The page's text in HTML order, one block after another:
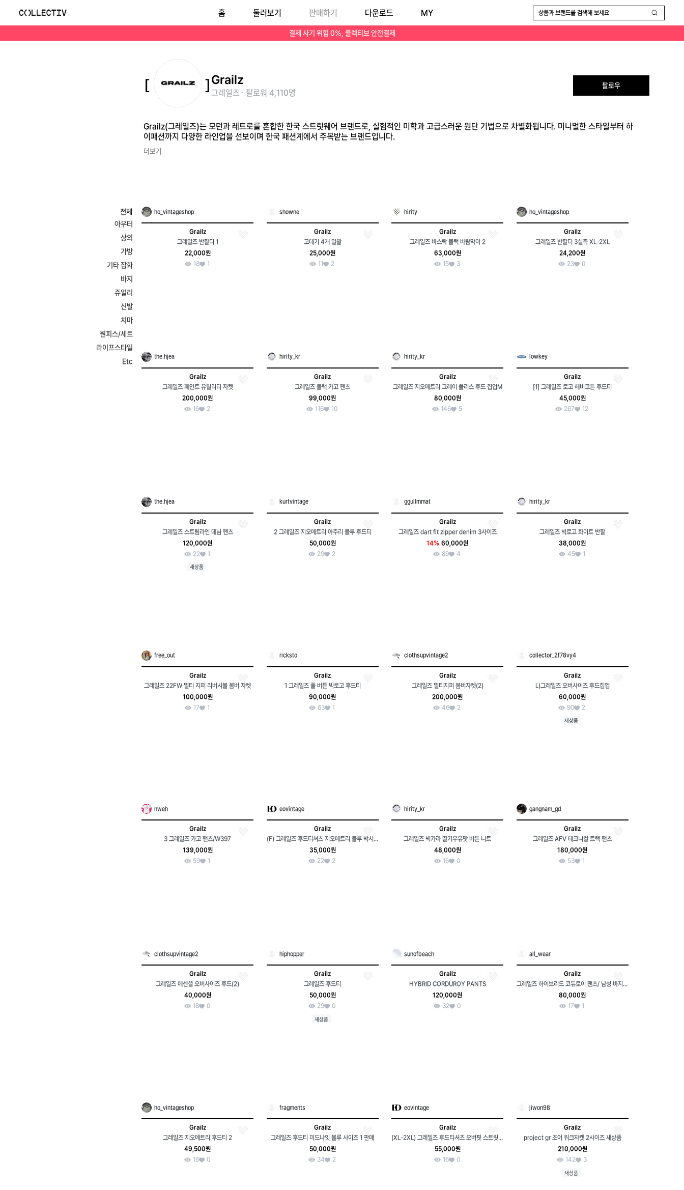
Grailz(그레일즈)는 모던과 레트로를 혼합한 한국 스트릿웨어 브랜드로, 실험적인 미학과 고급스러운 원단 기법으로 차별화됩니다. 미니멀한 스타일부터 하이패션까지 다양한 라인업을 선보이며 한국 패션계에서 주목받는 브랜드입니다.
결제 사기 위험 0%, 콜렉티브 안전결제
홈 둘러보기 판매하기 다운로드 MY 상품과 브랜드를 검색해 보세요
Grailz
그레일즈 · 팔로워 4,110명
팔로우
Grailz(그레일즈)는 모던과 레트로를 혼합한 한국 스트릿웨어 브랜드로, 실험적인 미학과 고급스러운 원단 기법으로 차별화됩니다. 미니멀한 스타일부터 하
이패션까지 다양한 라인업을 선보이며 한국 패션계에서 주목받는 브랜드입니다.
더보기
전체
아우터
상의
가방
기타 잡화
바지
쥬얼리
신발
치마
원피스/세트
라이프스타일
Etc
ho_vintageshop
Grailz
그레일즈 반팔티 1
22,000원
18
1
showne
Grailz
고데기 4개 일괄
25,000원
11
2
hirity
Grailz
그레일즈 바스락 블랙 바람막이 2
63,000원
15
3
ho_vintageshop
Grailz
그레일즈 반팔티 3실측 XL-2XL
24,200원
23
0
the.hjea
Grailz
그레일즈 페인트 유틸리티 자켓
200,000원
16
2
hirity_kr
Grailz
그레일즈 블랙 카고 팬츠
99,000원
116
10
hirity_kr
Grailz
그레일즈 지오메트리 그레이 플리스 후드 집업M
80,000원
146
5
lowkey
Grailz
[1] 그레일즈 로고 헤비코튼 후드티
45,000원
267
12
the.hjea
Grailz
그레일즈 스트림라인 데님 팬츠
120,000원
22
1
새상품
kurtvintage
Grailz
2 그레일즈 지오메트리 아주리 블루 후드티
50,000원
29
2
ggullmmat
Grailz
그레일즈 dart fit zipper denim 3사이즈
14% 60,000원
89
4
hirity_kr
Grailz
그레일즈 빅로고 화이트 반팔
38,000원
45
1
free_out
Grailz
그레일즈 22FW 멀티 지퍼 리버시블 봄버 자켓
100,000원
17
1
ricksto
Grailz
1 그레일즈 풀 버튼 빅로고 후드티
90,000원
63
1
clothsupvintage2
Grailz
그레일즈 멀티지퍼 봄버자켓(2)
200,000원
46
2
collector_2f78vy4
Grailz
L)그레일즈 오버사이즈 후드집업
60,000원
90
2
새상품
nweh
Grailz
3 그레일즈 카고 팬츠/W397
139,000원
59
1
eovintage
Grailz
(F) 그레일즈 후드티셔츠 지오메트리 블루 박시 2사이즈-170C7
35,000원
22
2
hirity_kr
Grailz
그레일즈 빅카라 딸기우유맛 버튼 니트
48,000원
16
0
gangnam_gd
Grailz
그레일즈 AFV 테크니컬 트랙 팬츠
180,000원
53
1
clothsupvintage2
Grailz
그레일즈 에센셜 오버사이즈 후드(2)
40,000원
18
0
hiphopper
Grailz
그레일즈 후드티
50,000원
29
0
새상품
sunofbeach
Grailz
HYBRID CORDUROY PANTS
120,000원
32
0
all_wear
Grailz
그레일즈 하이브리드 코듀로이 팬츠/ 남성 바지/ 남자 바지
80,000원
17
1
ho_vintageshop
Grailz
그레일즈 지오메트리 후드티 2
49,500원
16
0
fragments
Grailz
그레일즈 후드티 미드나잇 블루 사이즈 1 판매
50,000원
34
2
eovintage
Grailz
(XL-2XL) 그레일즈 후드티셔츠 오버핏 스트릿 그레이-16B97
55,000원
16
0
jiwon98
Grailz
project gr 초어 워크자켓 2사이즈 새상품
210,000원
142
3
새상품